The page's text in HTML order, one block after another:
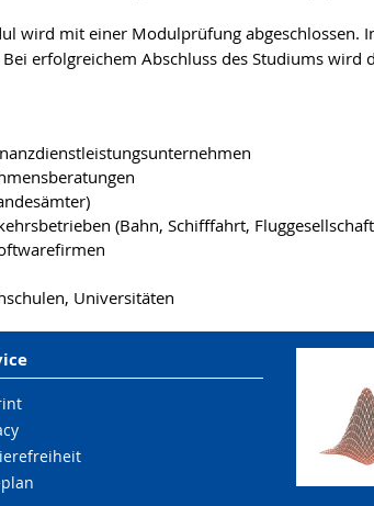
wird mit einer Modulprüfung abgeschlossen.
erfolgreichem Abschluss des Studiums wird
(Bahn, Schifffahrt,
Universitäten